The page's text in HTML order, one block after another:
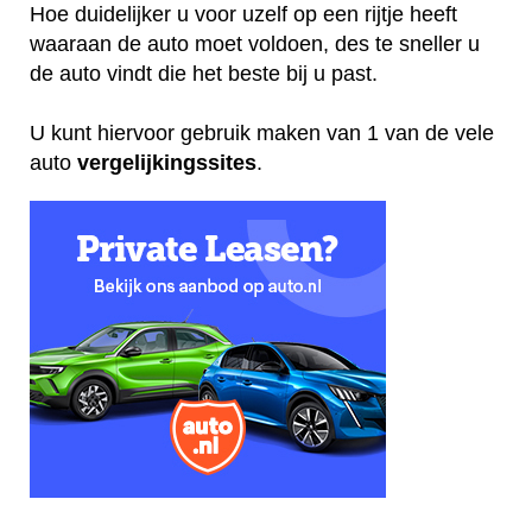
Hoe duidelijker u voor uzelf op een rijtje heeft
waaraan de auto moet voldoen, des te sneller u
de auto vindt die het beste bij u past.
U kunt hiervoor gebruik maken van 1 van de vele
auto vergelijkingssites.